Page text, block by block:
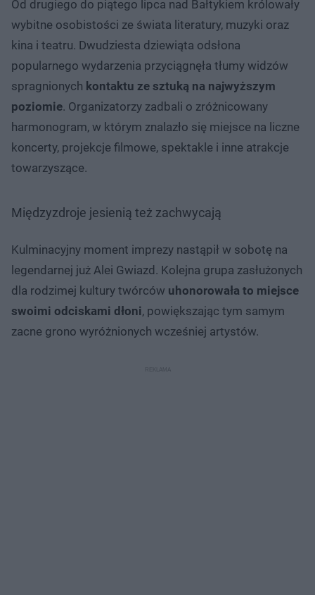
Od drugiego do piątego lipca nad Bałtykiem królowały
wybitne osobistości ze świata literatury, muzyki oraz
kina i teatru. Dwudziesta dziewiąta odsłona
popularnego wydarzenia przyciągnęła tłumy widzów
spragnionych kontaktu ze sztuką na najwyższym
poziomie. Organizatorzy zadbali o zróżnicowany
harmonogram, w którym znalazło się miejsce na liczne
koncerty, projekcje filmowe, spektakle i inne atrakcje
towarzyszące.
Międzyzdroje jesienią też zachwycają
Kulminacyjny moment imprezy nastąpił w sobotę na
legendarnej już Alei Gwiazd. Kolejna grupa zasłużonych
dla rodzimej kultury twórców uhonorowała to miejsce
swoimi odciskami dłoni, powiększając tym samym
zacne grono wyróżnionych wcześniej artystów.